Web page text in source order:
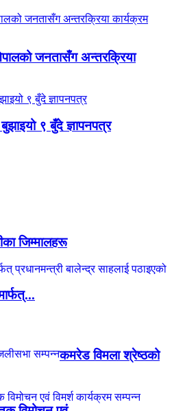
नेपालको जनतासँग अन्तरक्रिया
९ बुँदे ज्ञापनपत्र
जिम्मालहरू
कमरेड विमला श्रेष्ठको